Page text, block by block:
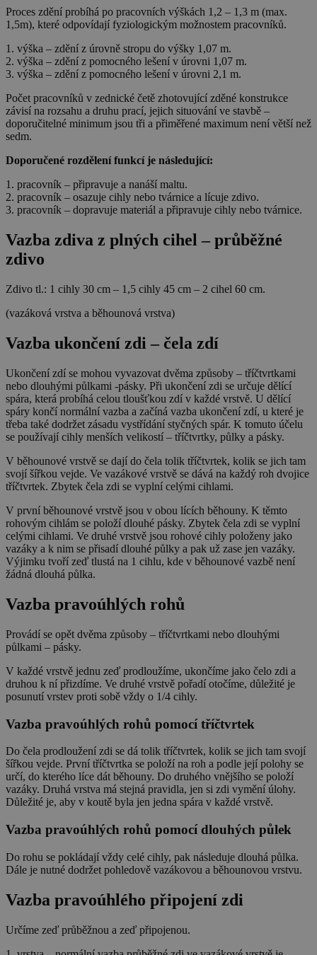
Proces zdění probíhá po pracovních výškách 1,2 – 1,3 m (max.
1,5m), které odpovídají fyziologickým možnostem pracovníků.
1. výška – zdění z úrovně stropu do výšky 1,07 m.
2. výška – zdění z pomocného lešení v úrovni 1,07 m.
3. výška – zdění z pomocného lešení v úrovni 2,1 m.
Počet pracovníků v zednické četě zhotovující zděné konstrukce
závisí na rozsahu a druhu prací, jejich situování ve stavbě –
doporučitelné minimum jsou tři a přiměřené maximum není větší než
sedm.
Doporučené rozdělení funkcí je následující:
1. pracovník – připravuje a nanáší maltu.
2. pracovník – osazuje cihly nebo tvárnice a lícuje zdivo.
3. pracovník – dopravuje materiál a připravuje cihly nebo tvárnice.
Vazba zdiva z plných cihel – průběžné
zdivo
Zdivo tl.: 1 cihly 30 cm – 1,5 cihly 45 cm – 2 cihel 60 cm.
(vazáková vrstva a běhounová vrstva)
Vazba ukončení zdi – čela zdí
Ukončení zdí se mohou vyvazovat dvěma způsoby – tříčtvrtkami
nebo dlouhými půlkami -pásky. Při ukončení zdi se určuje dělící
spára, která probíhá celou tloušťkou zdí v každé vrstvě. U dělící
spáry končí normální vazba a začíná vazba ukončení zdí, u které je
třeba také dodržet zásadu vystřídání styčných spár. K tomuto účelu
se používají cihly menších velikostí – tříčtvrtky, půlky a pásky.
V běhounové vrstvě se dají do čela tolik tříčtvrtek, kolik se jich tam
svojí šířkou vejde. Ve vazákové vrstvě se dává na každý roh dvojice
tříčtvrtek. Zbytek čela zdi se vyplní celými cihlami.
V první běhounové vrstvě jsou v obou lících běhouny. K těmto
rohovým cihlám se položí dlouhé pásky. Zbytek čela zdi se vyplní
celými cihlami. Ve druhé vrstvě jsou rohové cihly položeny jako
vazáky a k nim se přisadí dlouhé půlky a pak už zase jen vazáky.
Výjimku tvoří zeď tlustá na 1 cihlu, kde v běhounové vazbě není
žádná dlouhá půlka.
Vazba pravoúhlých rohů
Provádí se opět dvěma způsoby – tříčtvrtkami nebo dlouhými
půlkami – pásky.
V každé vrstvě jednu zeď prodloužíme, ukončíme jako čelo zdi a
druhou k ní přizdíme. Ve druhé vrstvě pořadí otočíme, důležité je
posunutí vrstev proti sobě vždy o 1/4 cihly.
Vazba pravoúhlých rohů pomocí tříčtvrtek
Do čela prodloužení zdi se dá tolik tříčtvrtek, kolik se jich tam svojí
šířkou vejde. První tříčtvrtka se položí na roh a podle její polohy se
určí, do kterého líce dát běhouny. Do druhého vnějšího se položí
vazáky. Druhá vrstva má stejná pravidla, jen si zdi vymění úlohy.
Důležité je, aby v koutě byla jen jedna spára v každé vrstvě.
Vazba pravoúhlých rohů pomocí dlouhých půlek
Do rohu se pokládají vždy celé cihly, pak následuje dlouhá půlka.
Dále je nutné dodržet pohledově vazákovou a běhounovou vrstvu.
Vazba pravoúhlého připojení zdi
Určíme zeď průběžnou a zeď připojenou.